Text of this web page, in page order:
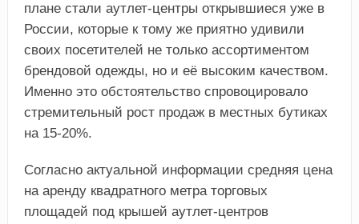
плане стали аутлет-центры открывшиеся уже в
России, которые к тому же приятно удивили
своих посетителей не только ассортиментом
брендовой одежды, но и её высоким качеством.
Именно это обстоятельство спровоцировало
стремительный рост продаж в местных бутиках
на 15-20%.
Согласно актуальной информации средняя цена
на аренду квадратного метра торговых
площадей под крышей аутлет-центров